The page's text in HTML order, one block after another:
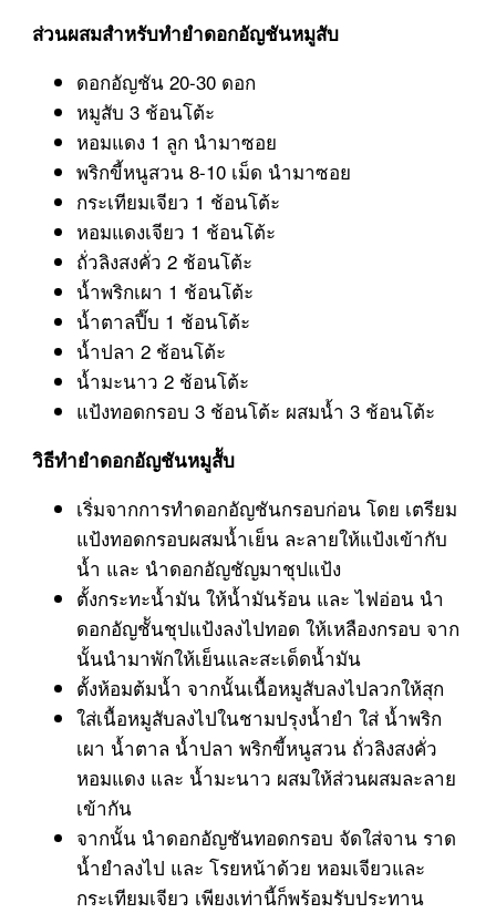
ส่วนผสมสำหรับทำยำดอกอัญชันหมูสับ
ดอกอัญชัน 20-30 ดอก
หมูสับ 3 ช้อนโต้ะ
หอมแดง 1 ลูก นำมาซอย
พริกขี้หนูสวน 8-10 เม็ด นำมาซอย
กระเทียมเจียว 1 ช้อนโต้ะ
หอมแดงเจียว 1 ช้อนโต้ะ
ถั่วลิงสงคั่ว 2 ช้อนโต้ะ
น้ำพริกเผา 1 ช้อนโต้ะ
น้ำตาลปี๊บ 1 ช้อนโต้ะ
น้ำปลา 2 ช้อนโต้ะ
น้ำมะนาว 2 ช้อนโต้ะ
แป้งทอดกรอบ 3 ช้อนโต้ะ ผสมน้ำ 3 ช้อนโต้ะ
วิธีทำยำดอกอัญชันหมูสัับ
เริ่มจากการทำดอกอัญชันกรอบก่อน โดย เตรียม
แป้งทอดกรอบผสมน้ำเย็น ละลายให้แป้งเข้ากับ
น้ำ และ นำดอกอัญชัญมาชุปแป้ง
ตั้งกระทะน้ำมัน ให้น้ำมันร้อน และ ไฟอ่อน นำ
ดอกอัญชัันชุปแป้งลงไปทอด ให้เหลืองกรอบ จาก
นั้นนำมาพักให้เย็นและสะเด็ดน้ำมัน
ตั้งห้อมต้มน้ำ จากนั้นเนื้อหมูสับลงไปลวกให้สุก
ใส่เนื้อหมูสับลงไปในชามปรุงน้ำยำ ใส่ น้ำพริก
เผา น้ำตาล น้ำปลา พริกขี้หนูสวน ถั่วลิงสงคั่ว
หอมแดง และ น้ำมะนาว ผสมให้ส่วนผสมละลาย
เข้ากัน
จากนั้น นำดอกอัญชันทอดกรอบ จัดใส่จาน ราด
น้ำยำลงไป และ โรยหน้าด้วย หอมเจียวและ
กระเทียมเจียว เพียงเท่านี้ก็พร้อมรับประทาน